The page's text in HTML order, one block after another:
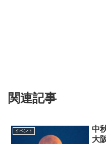
関連記事
イベント
中
大